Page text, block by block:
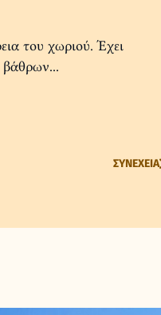
του χωριού. Έχει
βάθρων...
ΣΥΝΕΧΕΙΑ